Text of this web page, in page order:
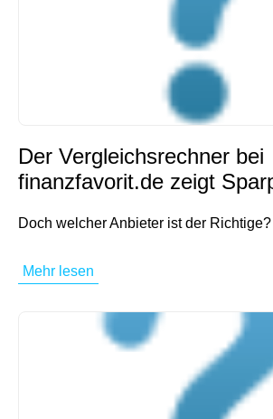
Der Vergleichsrechner bei
finanzfavorit.de zeigt
Doch welcher Anbieter ist der
Mehr lesen